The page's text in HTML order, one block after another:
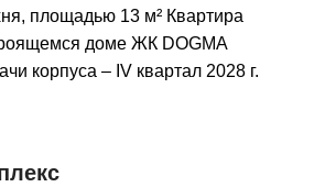
площадью 13 м² Квартира
доме ЖК DOGMA
корпуса – IV квартал 2028 г.